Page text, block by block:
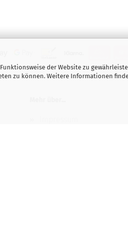
der Website zu
zu können. Weitere Informationen